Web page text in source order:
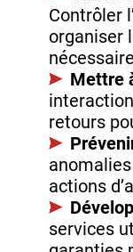
Contrôler
organiser
Mettre
retours
actions
services